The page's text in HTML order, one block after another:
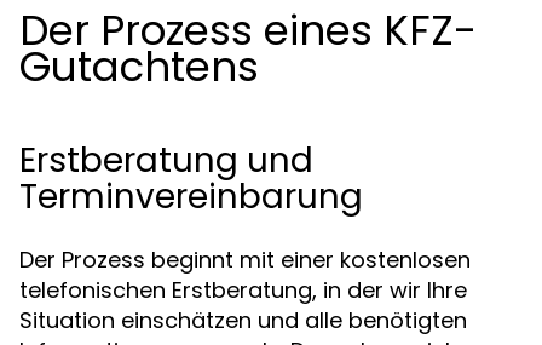
Der Prozess eines KFZ-
Gutachtens
Erstberatung und
Terminvereinbarung
Der Prozess beginnt mit einer kostenlosen
telefonischen Erstberatung, in der wir Ihre
Situation einschätzen und alle benötigten